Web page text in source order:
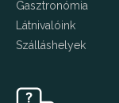
Gasztronómia
Látnivalóink
Szálláshelyek